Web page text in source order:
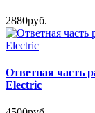
2880руб.
Ответная часть
Electric